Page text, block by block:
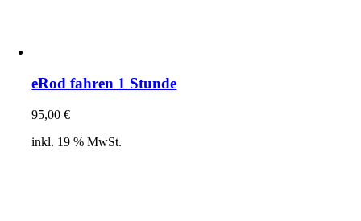
eRod fahren 1 Stunde
95,00€
inkl. 19 % MwSt.